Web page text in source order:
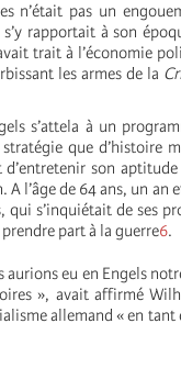
n’était pas un
rapportait à son
trait à l’économie
les armes de la
s’attela à un
que d’histoire
son aptitude
l’âge de 64 ans, un an
s’inquiétait de ses
part à la guerre6.
eu en Engels
», avait affirmé
allemand « en